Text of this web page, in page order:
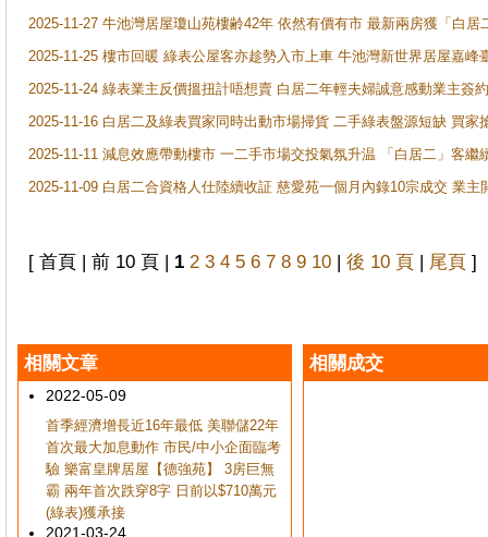
2025-11-27 牛池灣居屋瓊山苑樓齢42年 依然有價有市 最新兩房獲「白居
2025-11-25 樓市回暖 綠表公屋客亦趁勢入市上車 牛池灣新世界居屋嘉峰
2025-11-24 綠表業主反價搵扭計唔想賣 白居二年輕夫婦誠意感動業主簽
2025-11-16 白居二及綠表買家同時出動市場掃貨 二手綠表盤源短缺 買
2025-11-11 減息效應帶動樓市 一二手市場交投氣氛升温 「白居二」客
2025-11-09 白居二合資格人仕陸續收証 慈愛苑一個月內錄10宗成交 業
[ 首頁 | 前 10 頁 | 1 2 3 4 5 6 7 8 9 10 | 後 10 頁 | 尾頁 ]
相關文章
2022-05-09
首季經濟增長近16年最低 美聯儲22年
首次最大加息動作 市民/中小企面臨考
驗 樂富皇牌居屋【德強苑】 3房巨無
霸 兩年首次跌穿8字 日前以$710萬元
(綠表)獲承接
2021-03-24
相關成交